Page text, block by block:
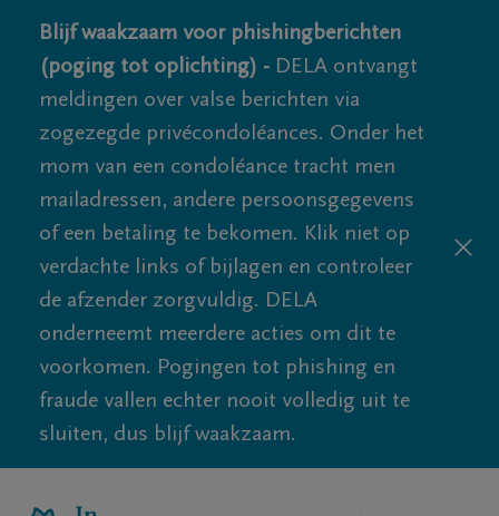
Blijf waakzaam voor phishingberichten
(poging tot oplichting) - DELA ontvangt
meldingen over valse berichten via
zogezegde privécondoléances. Onder het
mom van een condoléance tracht men
mailadressen, andere persoonsgegevens
of een betaling te bekomen. Klik niet op
verdachte links of bijlagen en controleer
de afzender zorgvuldig. DELA
onderneemt meerdere acties om dit te
voorkomen. Pogingen tot phishing en
fraude vallen echter nooit volledig uit te
sluiten, dus blijf waakzaam.